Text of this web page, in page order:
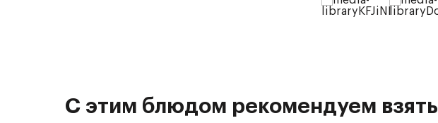
С этим блюдом рекомендуем взять